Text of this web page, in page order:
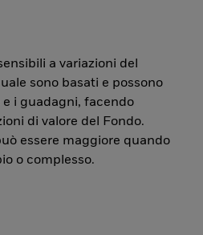
a variazioni del
sono basati e possono
i guadagni, facendo
di valore del Fondo.
essere maggiore quando
o complesso.